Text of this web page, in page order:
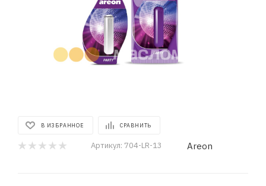
В ИЗБРАННОЕ СРАВНИТЬ
Артикул: 704-LR-13 Areon